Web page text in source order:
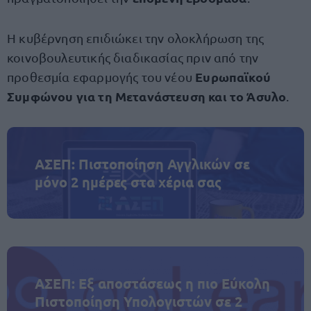
Η κυβέρνηση επιδιώκει την ολοκλήρωση της
κοινοβουλευτικής διαδικασίας πριν από την
προθεσμία εφαρμογής του νέου Ευρωπαϊκού
Συμφώνου για τη Μετανάστευση και το Άσυλο
ΑΣΕΠ: Πιστοποίηση Αγγλικών σε
μόνο 2 ημέρες στα χέρια σας
ΑΣΕΠ: Εξ αποστάσεως η πιο Εύκολη
Πιστοποίηση Υπολογιστών σε 2